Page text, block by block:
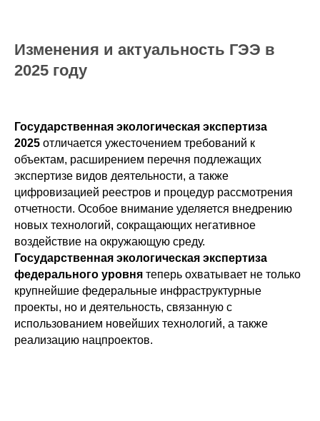
Изменения и актуальность ГЭЭ в
2025 году
Государственная экологическая экспертиза
2025 отличается ужесточением требований к
объектам, расширением перечня подлежащих
экспертизе видов деятельности, а также
цифровизацией реестров и процедур рассмотрения
отчетности. Особое внимание уделяется внедрению
новых технологий, сокращающих негативное
воздействие на окружающую среду.
Государственная экологическая экспертиза
федерального уровня теперь охватывает не только
крупнейшие федеральные инфраструктурные
проекты, но и деятельность, связанную с
использованием новейших технологий, а также
реализацию нацпроектов.